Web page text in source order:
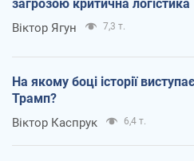
загрозою критична логістика
Віктор Ягун 7,3 т.
На якому боці історії
Трамп?
Віктор Каспрук 6,4 т.